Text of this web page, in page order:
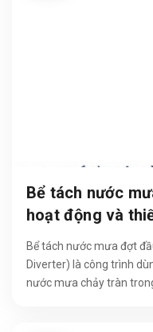
Bể tách nước
hoạt động và
KCN, kho xăng
Bể tách nước mưa đợt
Diverter) là công trình
nước mưa chảy tràn